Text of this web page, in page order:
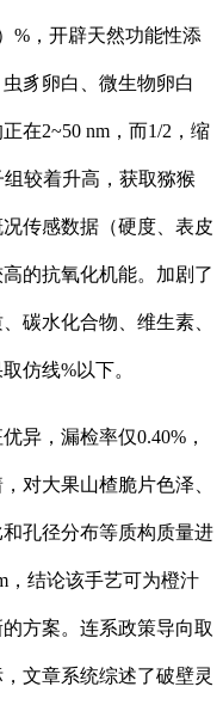
%，开辟天然功能性添
豸卵白、微生物卵白
在2~50 nm，而1/2，缩
较着升高，获取猕猴
传感数据（硬度、表皮
的抗氧化机能。加剧了
碳水化合物、维生素、
仿线%以下。
，漏检率仅0.40%，
对大果山楂脆片色泽、
孔径分布等质构质量进
，结论该手艺可为橙汁
方案。连系政策导向取
文章系统综述了破壁灵